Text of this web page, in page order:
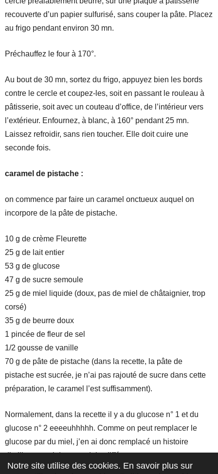
recouverte d’un papier sulfurisé, sans couper la pâte. Placez
au frigo pendant environ 30 mn.
Préchauffez le four à 170°.
Au bout de 30 mn, sortez du frigo, appuyez bien les bords
contre le cercle et coupez-les, soit en passant le rouleau à
pâtisserie, soit avec un couteau d’office, de l’intérieur vers
l’extérieur. Enfournez, à blanc, à 160° pendant 25 mn.
Laissez refroidir, sans rien toucher. Elle doit cuire une
seconde fois.
caramel de pistache :
on commence par faire un caramel onctueux auquel on
incorpore de la pâte de pistache.
10 g de crème Fleurette
25 g de lait entier
53 g de glucose
47 g de sucre semoule
25 g de miel liquide (doux, pas de miel de châtaignier, trop
corsé)
35 g de beurre doux
1 pincée de fleur de sel
1/2 gousse de vanille
70 g de pâte de pistache (dans la recette, la pâte de
pistache est sucrée, je n’ai pas rajouté de sucre dans cette
préparation, le caramel l’est suffisamment).
Normalement, dans la recette il y a du glucose n° 1 et du
glucose n° 2 eeeeuhhhhh. Comme on peut remplacer le
glucose par du miel, j’en ai donc remplacé un histoire
d’utiliser aussi deux produits différents.
Notre site utilise des cookies. En savoir plus sur